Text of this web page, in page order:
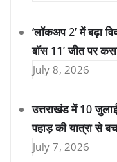
‘लॉकअप 2’ में बढ़ा
बॉस 11’ जीत पर
July 8, 2026
उत्तराखंड में 10
पहाड़ की यात्रा से
July 7, 2026